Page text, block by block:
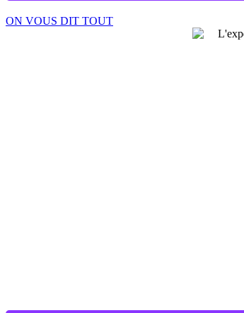
ON VOUS DIT TOUT